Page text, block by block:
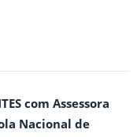
com Assessora
Nacional de